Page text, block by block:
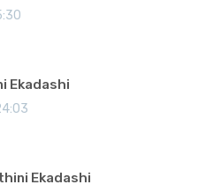
Ekadashi
Ekadashi